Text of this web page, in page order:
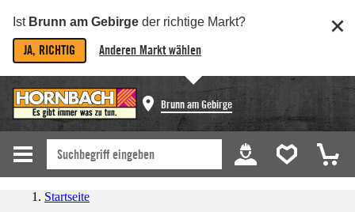
Ist Brunn am Gebirge der richtige Markt?
JA, RICHTIG Anderen Markt wählen
Brunn am Gebirge
Startseite